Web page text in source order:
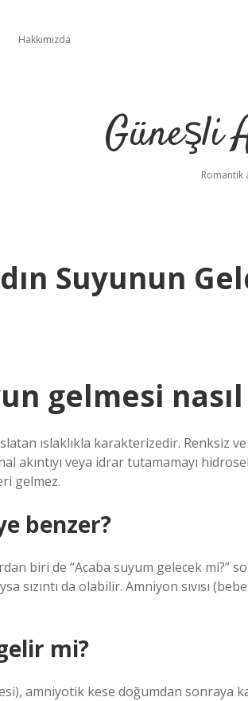
Hakkımızda
Güneşli
Romantik
Suyunun
gelmesi nasıl
ıslaklıkla karakterizedir. Renksiz
akıntıyı veya idrar tutamamayı
gelmez.
benzer?
biri de “Acaba suyum gelecek mi?”
sızıntı da olabilir. Amniyon sıvısı
mi?
amniyotik kese doğumdan sonraya